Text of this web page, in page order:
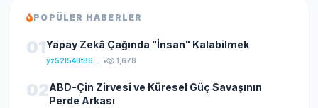
POPÜLER HABERLER
01Yapay Zekâ Çağında "İnsan" Kalabilmek
yz52I54BtB64klKxCuFu • 1,678
02ABD-Çin Zirvesi ve Küresel Güç Savaşının
Perde Arkası